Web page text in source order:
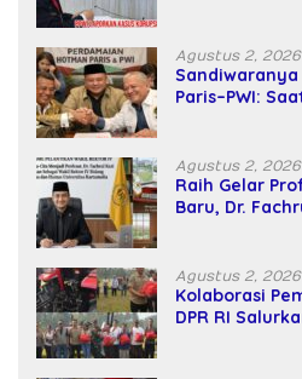
Agustus 2, 2026
Paris–PWI:
Agustus 2, 2026
Raih Gelar
Baru, Dr.
Agustus 2, 2026
Kolaborasi
DPR RI